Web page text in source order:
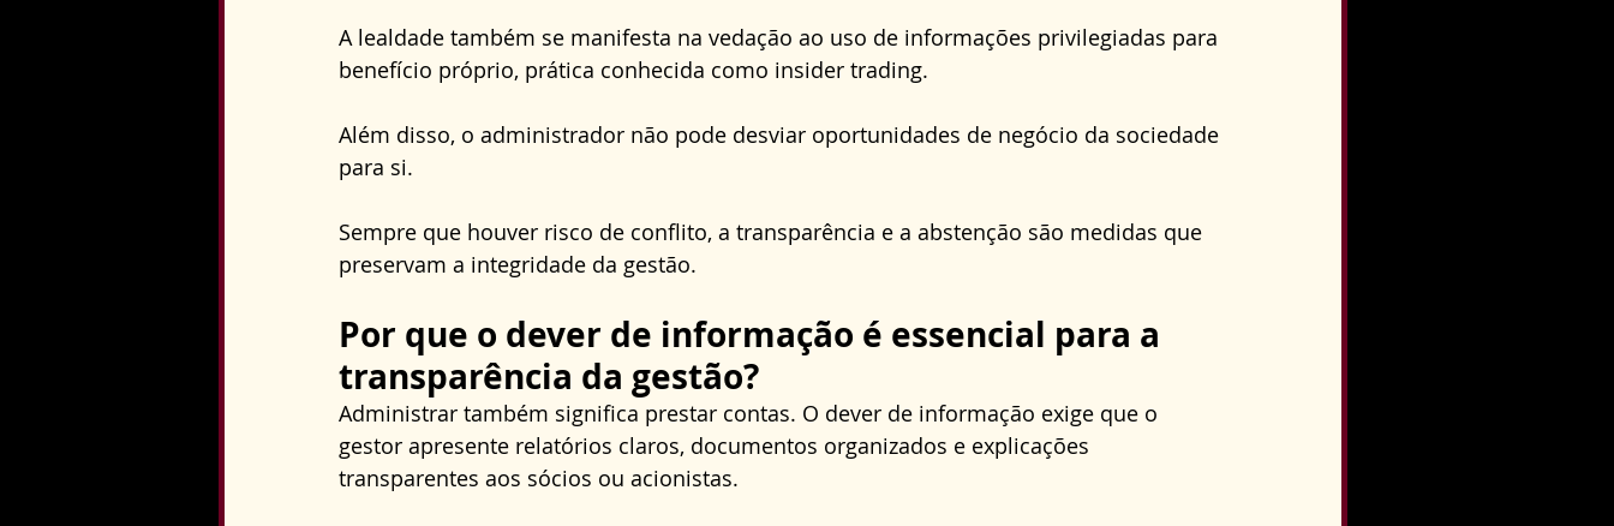
A lealdade também se manifesta na vedação ao uso de informações privilegiadas para
benefício próprio, prática conhecida como insider trading.
Além disso, o administrador não pode desviar oportunidades de negócio da sociedade
para si.
Sempre que houver risco de conflito, a transparência e a abstenção são medidas que
preservam a integridade da gestão.
Por que o dever de informação é essencial para a
transparência da gestão?
Administrar também significa prestar contas. O dever de informação exige que o
gestor apresente relatórios claros, documentos organizados e explicações
transparentes aos sócios ou acionistas.